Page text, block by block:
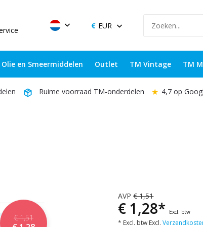
EUR
Olie en Smeermiddelen Outlet TM Vintage TM
Ruime voorraad TM-onderdelen ★ 4,7 op
€ 1,51
AVP€ 1,51
€ 1,28* Excl. btw
* Excl. btw Excl.